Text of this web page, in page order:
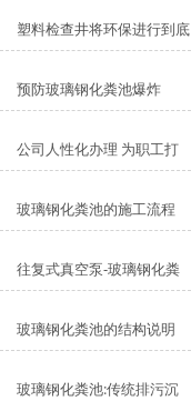
塑料检查井将环保进行到底
预防玻璃钢化粪池爆炸
公司人性化办理 为职工打
玻璃钢化粪池的施工流程
往复式真空泵-玻璃钢化粪
玻璃钢化粪池的结构说明
玻璃钢化粪池:传统排污沉